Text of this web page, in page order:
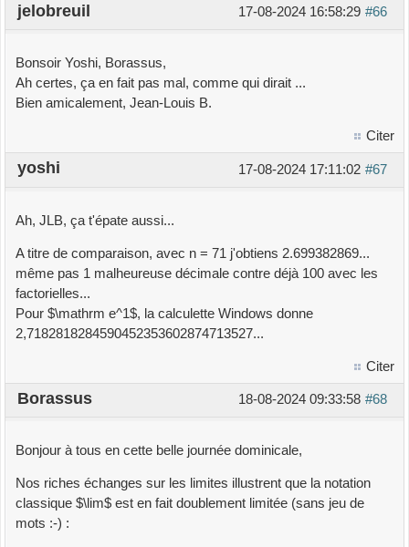
#66
17-08-2024 16:58:29
jelobreuil
Bonsoir Yoshi, Borassus,
Ah certes, ça en fait pas mal, comme qui dirait ...
Bien amicalement, Jean-Louis B.
Citer
#67
17-08-2024 17:11:02
yoshi
Ah, JLB, ça t'épate aussi...
A titre de comparaison, avec n = 71 j'obtiens 2.699382869...
même pas 1 malheureuse décimale contre déjà 100 avec les
factorielles...
Pour $\mathrm e^1$, la calculette Windows donne
2,7182818284590452353602874713527...
Citer
#68
18-08-2024 09:33:58
Borassus
Bonjour à tous en cette belle journée dominicale,
Nos riches échanges sur les limites illustrent que la notation
classique $\lim$ est en fait doublement limitée (sans jeu de
mots :-) :